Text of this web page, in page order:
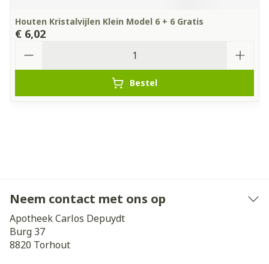
Houten Kristalvijlen Klein Model 6 + 6 Gratis
€ 6,02
Bestel
Neem contact met ons op
Apotheek Carlos Depuydt
Burg 37
8820 Torhout